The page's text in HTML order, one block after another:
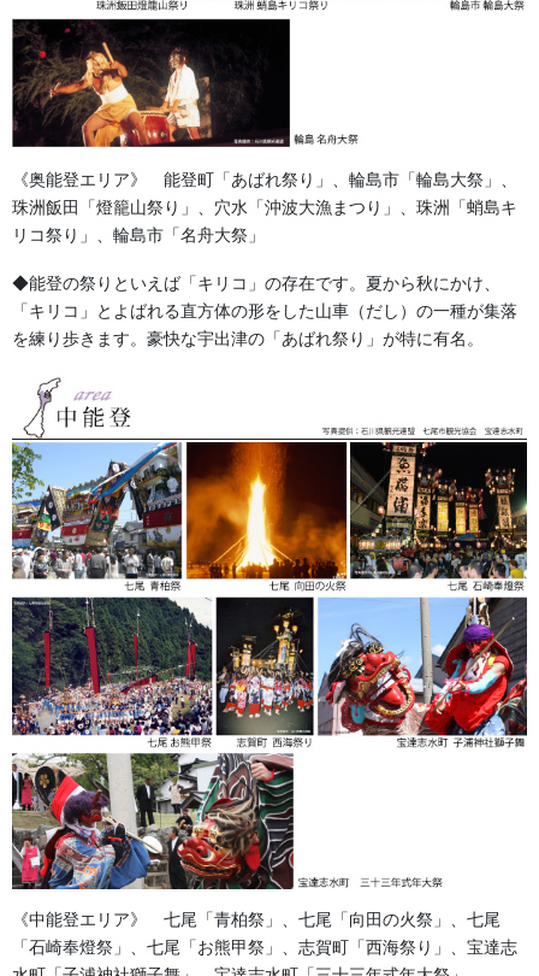
巾50ｃｍ×丈75ｃｍ＋フリンジ
総刺繍 胴体、ボタンの花に濃淡の影を入れ立体感を出して、
細部にまでこだわりを入れた一品です。
《奥能登エリア》 能登町「あばれ祭り」、輪島市「輪島大祭」、
珠洲飯田「燈籠山祭り」、穴水「沖波大漁まつり」、珠洲「蛸島キ
リコ祭り」、輪島市「名舟大祭」
◆能登の祭りといえば「キリコ」の存在です。夏から秋にかけ、
「キリコ」とよばれる直方体の形をした山車（だし）の一種が集落
を練り歩きます。豪快な宇出津の「あばれ祭り」が特に有名。
《中能登エリア》 七尾「青柏祭」、七尾「向田の火祭」、七尾
「石崎奉燈祭」、七尾「お熊甲祭」、志賀町「西海祭り」、宝達志